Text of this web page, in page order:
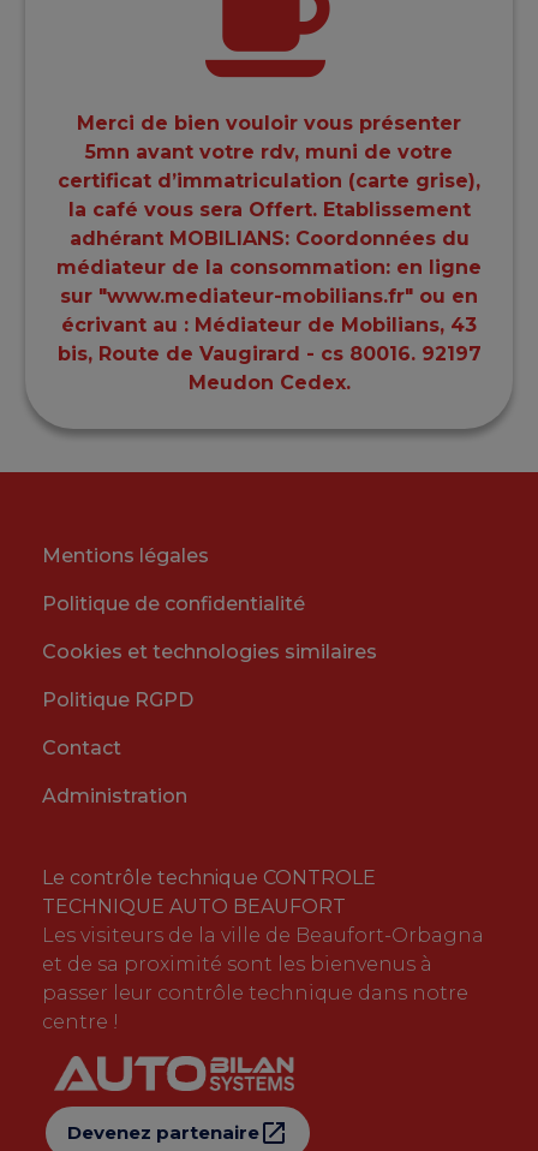
Merci de bien vouloir vous présenter
5mn avant votre rdv, muni de votre
certificat d’immatriculation (carte grise),
la café vous sera Offert. Etablissement
adhérant MOBILIANS: Coordonnées du
médiateur de la consommation: en ligne
sur "www.mediateur-mobilians.fr" ou en
écrivant au : Médiateur de Mobilians, 43
bis, Route de Vaugirard - cs 80016. 92197
Meudon Cedex.
Mentions légales
Politique de confidentialité
Cookies et technologies similaires
Politique RGPD
Contact
Administration
Le contrôle technique CONTROLE
TECHNIQUE AUTO BEAUFORT
Les visiteurs de la ville de Beaufort-Orbagna
et de sa proximité sont les bienvenus à
passer leur contrôle technique dans notre
centre !
Devenez partenaire